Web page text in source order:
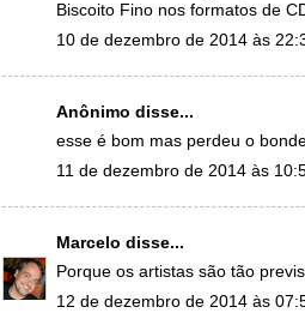
Biscoito Fino nos formatos de
10 de dezembro de 2014 às
Anônimo disse...
esse é bom mas perdeu o
11 de dezembro de 2014 às
Marcelo disse...
Porque os artistas são tão
12 de dezembro de 2014 às